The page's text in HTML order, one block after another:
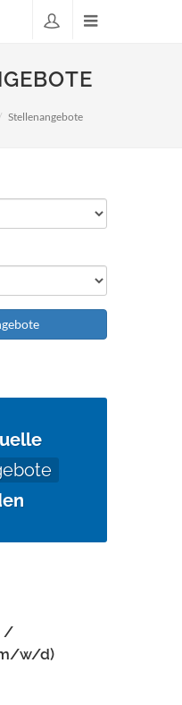
Stellenangebote
/
w/d)